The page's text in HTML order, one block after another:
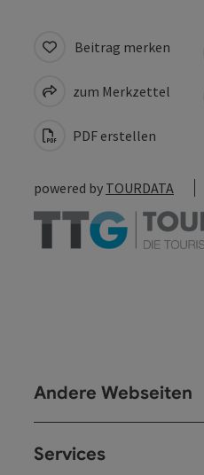
Beitrag merken
zum Merkzettel
PDF erstellen
powered by TOURDATA
Andere Webseiten
Services